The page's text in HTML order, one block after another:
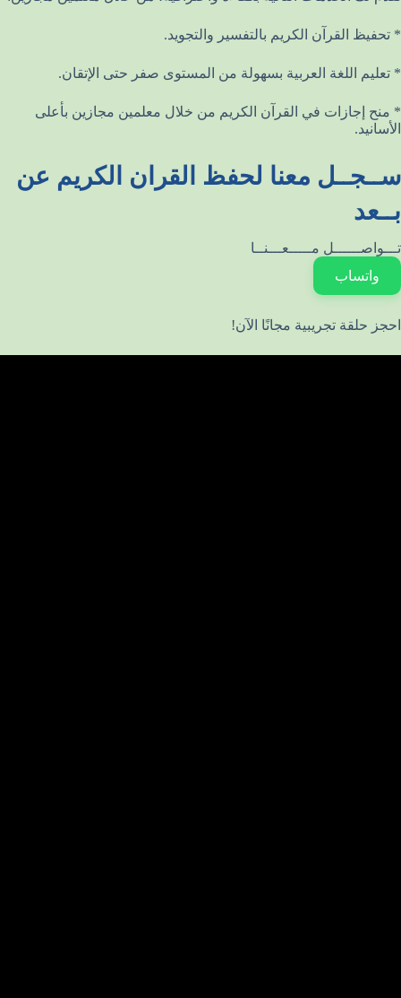
* تحفيظ القرآن الكريم بالتفسير والتجويد.
* تعليم اللغة العربية بسهولة من المستوى صفر حتى الإتقان.
* منح إجازات في القرآن الكريم من خلال معلمين مجازين بأعلى
الأسانيد.
ســجــل معنا لحفظ القران الكريم عن
بــعد
تـــواصــــــل مـــــعـــنــا
واتساب
احجز حلقة تجريبية مجانًا الآن!